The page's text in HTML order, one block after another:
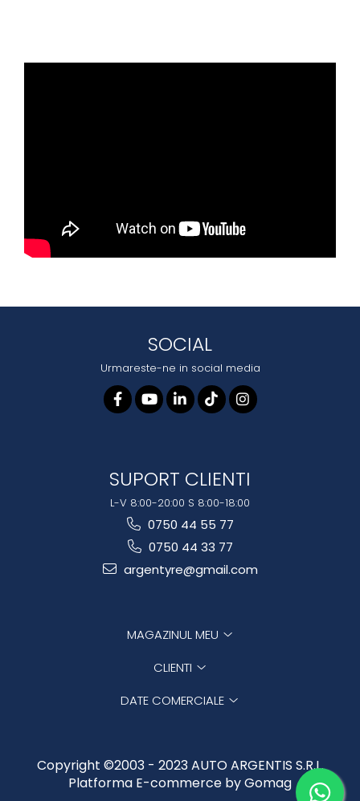
SOCIAL
Urmareste-ne in social media
SUPORT CLIENTI
L-V 8:00-20:00 S 8:00-18:00
0750 44 55 77
0750 44 33 77
argentyre@gmail.com
MAGAZINUL MEU
CLIENTI
DATE COMERCIALE
Copyright ©2003 - 2023 AUTO ARGENTIS S.R.L.
Platforma E-commerce by Gomag